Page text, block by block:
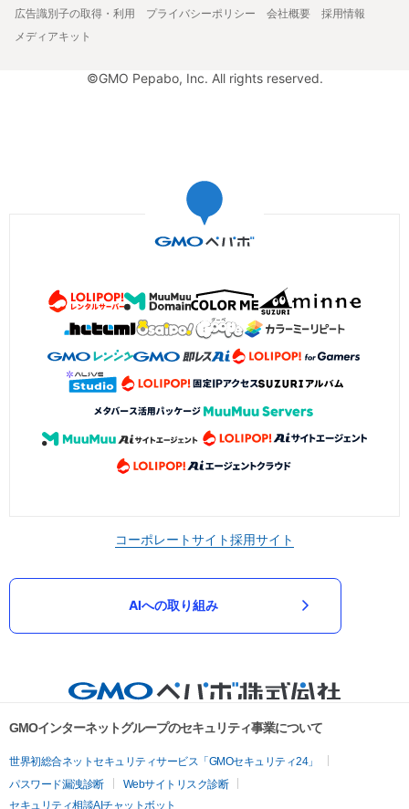
広告識別子の取得・利用
プライバシーポリシー 会社概要
採用情報
メディアキット
©GMO Pepabo, Inc. All rights reserved.
コーポレートサイト採用サイト
AIへの取り組み
GMOインターネットグループのセキュリティ事業について
世界初総合ネットセキュリティサービス「GMOセキュリティ24」
パスワード漏洩診断
Webサイトリスク診断
セキュリティ相談AIチャットボット